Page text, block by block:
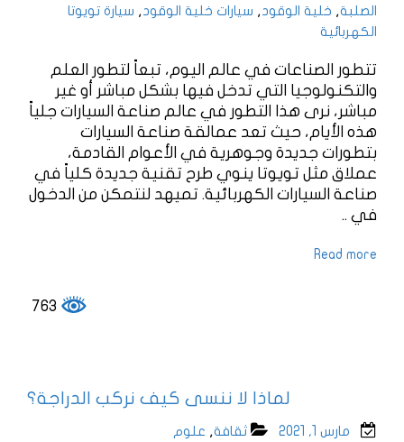
الصلبة, خلية الوقود, سيارات خلية الوقود, سيارة تويوتا
الكهربائية
تتطور الصناعات في عالم اليوم، تبعاً لتطور العلم
والتكنولوجيا التي تدخل فيها بشكل مباشر أو غير
مباشر، نرى هذا التطور في عالم صناعة السيارات جلياً
هذه الأيام، حيث تعد عمالقة صناعة السيارات
بتطورات جديدة وجوهرية في الأعوام القادمة،
عملاق مثل تويوتا ينوي طرح تقنية جديدة كلياً في
صناعة السيارات الكهربائية. تميهد لنتمكن من الدخول
في ..
Read more
لماذا لا ننسى كيف نركب الدراجة؟
مارس 1, 2021 ثقافة, علوم